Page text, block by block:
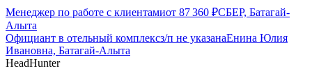
Менеджер по работе с клиентамиот 87 360 ₽СБЕР, Батагай-
Алыта
Официант в отельный комплексз/п не указанаЕнина Юлия
Ивановна, Батагай-Алыта
HeadHunter